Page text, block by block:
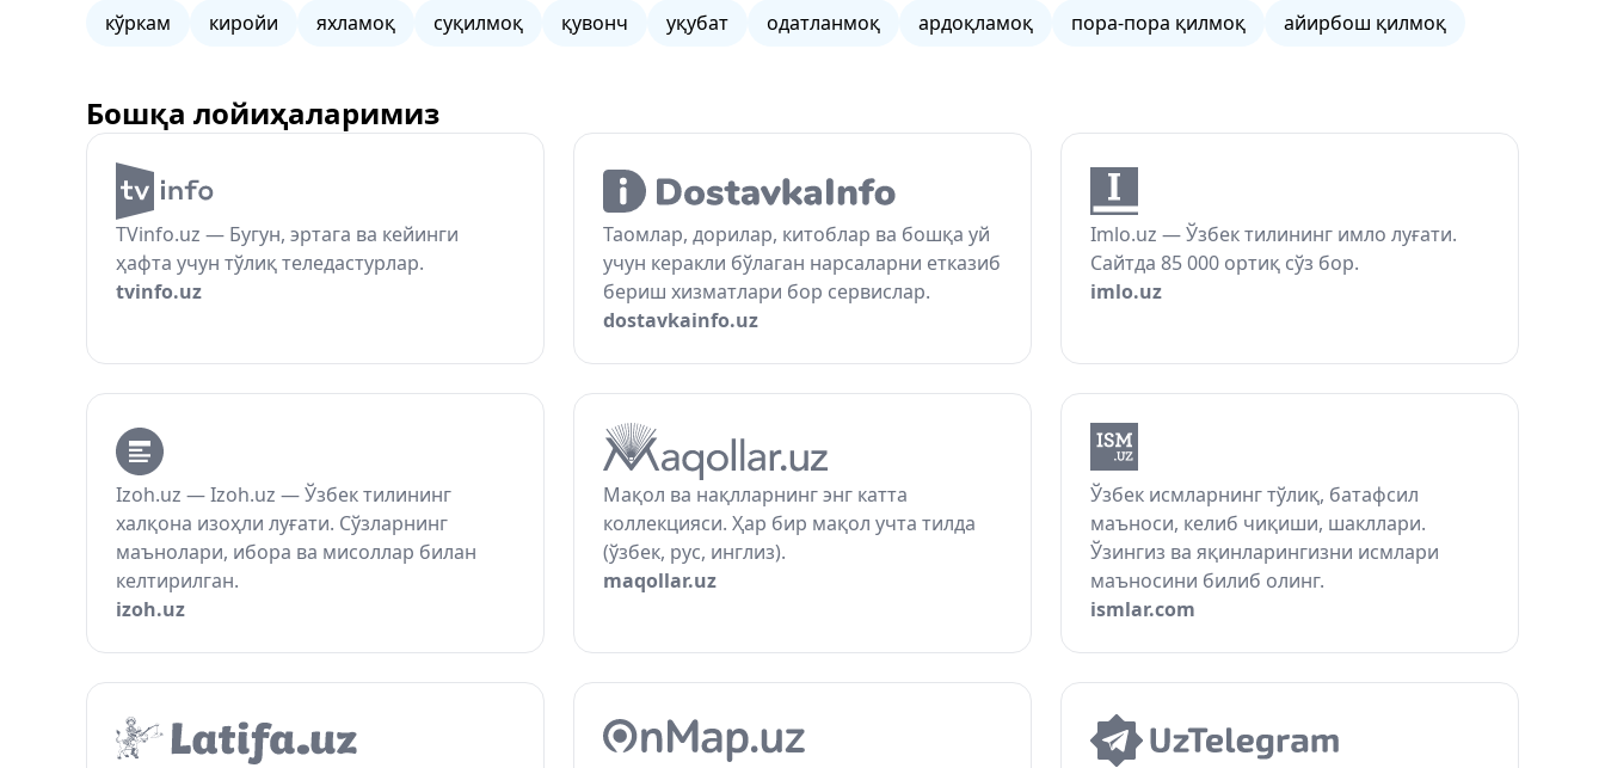
кўркам киройи яхламоқ суқилмоқ қувонч уқубат одатланмоқ ардоқламоқ пора-пора қилмоқ айирбош қилмоқ
Бошқа лойиҳаларимиз
TVinfo.uz — Бугун, эртага ва кейинги
ҳафта учун тўлиқ теледастурлар.
tvinfo.uz
Таомлар, дорилар, китоблар ва бошқа уй
учун керакли бўлаган нарсаларни етказиб
бериш хизматлари бор сервислар.
dostavkainfo.uz
Imlo.uz — Ўзбек тилининг имло луғати.
Сайтда 85 000 ортиқ сўз бор.
imlo.uz
Izoh.uz — Izoh.uz — Ўзбек тилининг
халқона изоҳли луғати. Сўзларнинг
маънолари, ибора ва мисоллар билан
келтирилган.
izoh.uz
Мақол ва нақлларнинг энг катта
коллекцияси. Ҳар бир мақол учта тилда
(ўзбек, рус, инглиз).
maqollar.uz
Ўзбек исмларнинг тўлиқ, батафсил
маъноси, келиб чиқиши, шакллари.
Ўзингиз ва яқинларингизни исмлари
маъносини билиб олинг.
ismlar.com